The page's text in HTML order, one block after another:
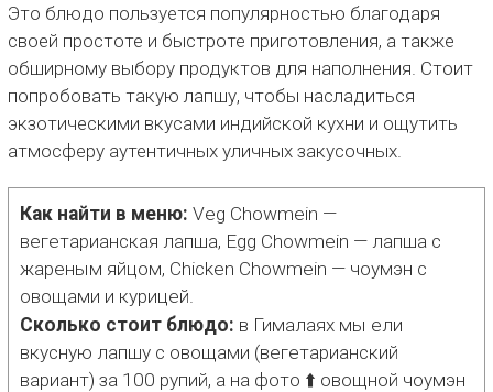
Это блюдо пользуется популярностью благодаря
своей простоте и быстроте приготовления, а также
обширному выбору продуктов для наполнения. Стоит
попробовать такую лапшу, чтобы насладиться
экзотическими вкусами индийской кухни и ощутить
атмосферу аутентичных уличных закусочных.
Как найти в меню: Veg Chowmein —
вегетарианская лапша, Egg Chowmein — лапша с
жареным яйцом, Chicken Chowmein — чоумэн с
овощами и курицей.
Сколько стоит блюдо: в Гималаях мы ели
вкусную лапшу с овощами (вегетарианский
вариант) за 100 рупий, а на фото ⬆️ овощной чоумэн